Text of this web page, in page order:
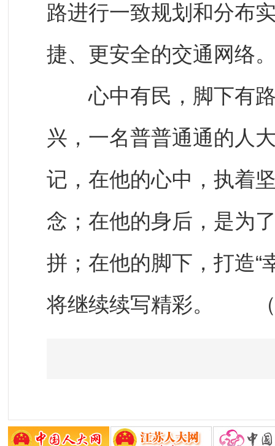
路进行一致规划和分布
捷、更安全的交通网络
心中有民，脚下有路
兴，一名普普通通的人
记，在他的心中，执着
念；在他的身后，是为
拼；在他的脚下，打造“
将继续续写精彩。 （